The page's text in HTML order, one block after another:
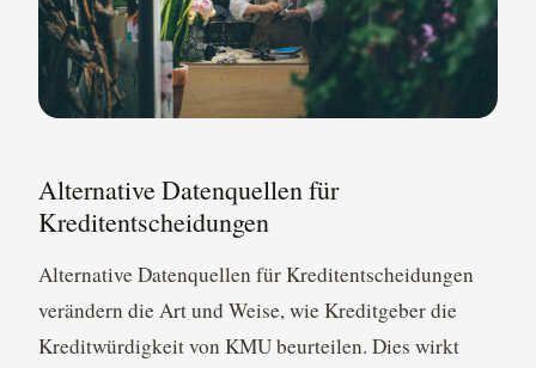
Alternative Datenquellen für
Kreditentscheidungen
Alternative Datenquellen für Kreditentscheidungen
verändern die Art und Weise, wie Kreditgeber die
Kreditwürdigkeit von KMU beurteilen. Dies wirkt